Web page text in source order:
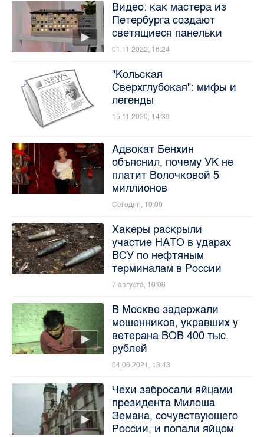
Видео: как мастера из
Петербурга создают
светящиеся панельки
01.11.2022, 18:24
"Кольская
Сверхглубокая": мифы и
легенды
15.11.2020, 14:39
Адвокат Бенхин
объяснил, почему УК не
платит Волочковой 5
миллионов
Сегодня, 10:00
Хакеры раскрыли
участие НАТО в ударах
ВСУ по нефтяным
терминалам в России
7 августа, 10:08
В Москве задержали
мошенников, укравших у
ветерана ВОВ 400 тыс.
рублей
04.06.2021, 13:43
Чехи забросали яйцами
президента Милоша
Земана, сочувствующего
России, и попали яйцом